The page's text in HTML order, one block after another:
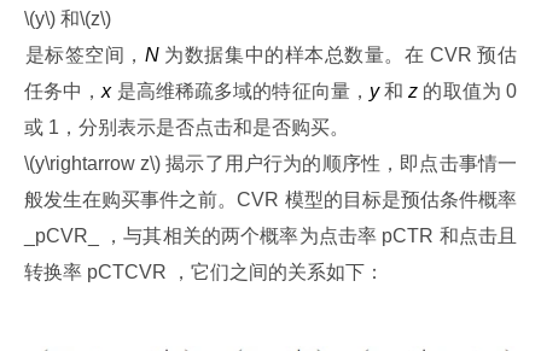
﻿\(y\) 和\(z\)﻿
﻿是标签空间， N 为数据集中的样本总数量。在 CVR 预估
任务中，x 是高维稀疏多域的特征向量， y 和 z 的取值为 0
或 1，分别表示是否点击和是否购买。﻿
﻿\(y\rightarrow z\) 揭示了用户行为的顺序性，即点击事情一
般发生在购买事件之前。CVR 模型的目标是预估条件概率
_pCVR_ ，与其相关的两个概率为点击率 pCTR 和点击且
转换率 pCTCVR ，它们之间的关系如下：